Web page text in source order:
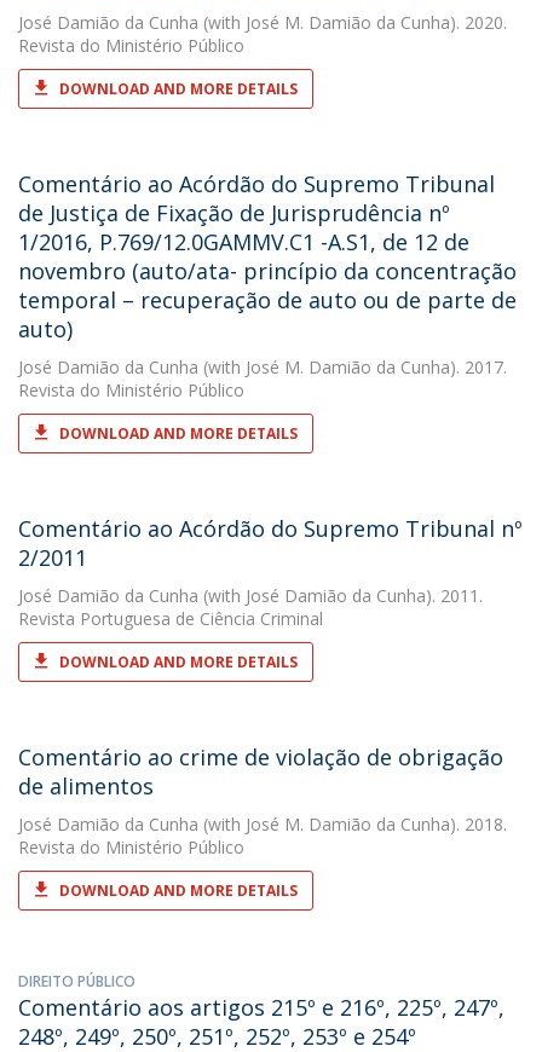
José Damião da Cunha (with José M. Damião da Cunha). 2020.
Revista do Ministério Público
DOWNLOAD AND MORE DETAILS
Comentário ao Acórdão do Supremo Tribunal
de Justiça de Fixação de Jurisprudência nº
1/2016, P.769/12.0GAMMV.C1 -A.S1, de 12 de
novembro (auto/ata- princípio da concentração
temporal – recuperação de auto ou de parte de
auto)
José Damião da Cunha (with José M. Damião da Cunha). 2017.
Revista do Ministério Público
DOWNLOAD AND MORE DETAILS
Comentário ao Acórdão do Supremo Tribunal nº
2/2011
José Damião da Cunha (with José Damião da Cunha). 2011.
Revista Portuguesa de Ciência Criminal
DOWNLOAD AND MORE DETAILS
Comentário ao crime de violação de obrigação
de alimentos
José Damião da Cunha (with José M. Damião da Cunha). 2018.
Revista do Ministério Público
DOWNLOAD AND MORE DETAILS
DIREITO PÚBLICO
Comentário aos artigos 215º e 216º, 225º, 247º,
248º, 249º, 250º, 251º, 252º, 253º e 254º